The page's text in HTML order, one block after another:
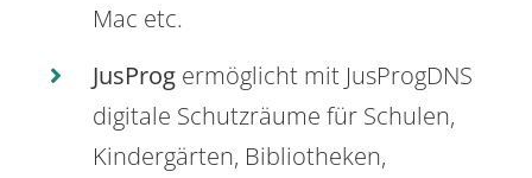
Mac etc.
JusProg ermöglicht mit JusProgDNS
digitale Schutzräume für Schulen,
Kindergärten, Bibliotheken,